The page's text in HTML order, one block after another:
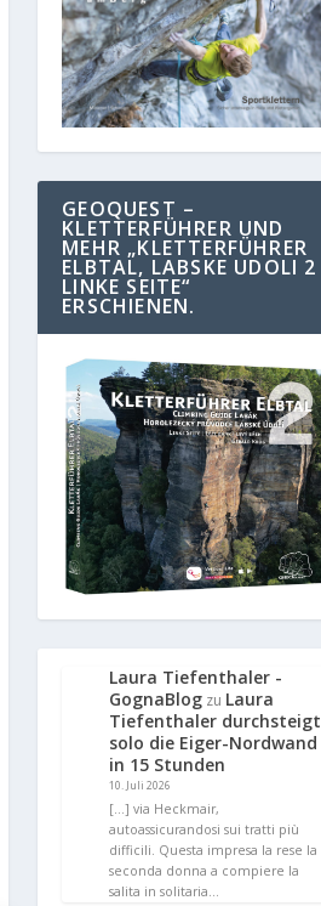
GEOQUEST –
KLETTERFÜHRER UND
MEHR „KLETTERFÜHRER
ELBTAL, LABSKE UDOLI 2
LINKE SEITE“
ERSCHIENEN.
Laura Tiefenthaler -
GognaBlog zu Laura
Tiefenthaler durchsteigt
solo die Eiger-Nordwand
in 15 Stunden
10. Juli 2026
[…] via Heckmair,
autoassicurandosi sui tratti più
difficili. Questa impresa la rese la
seconda donna a compiere la
salita in solitaria…